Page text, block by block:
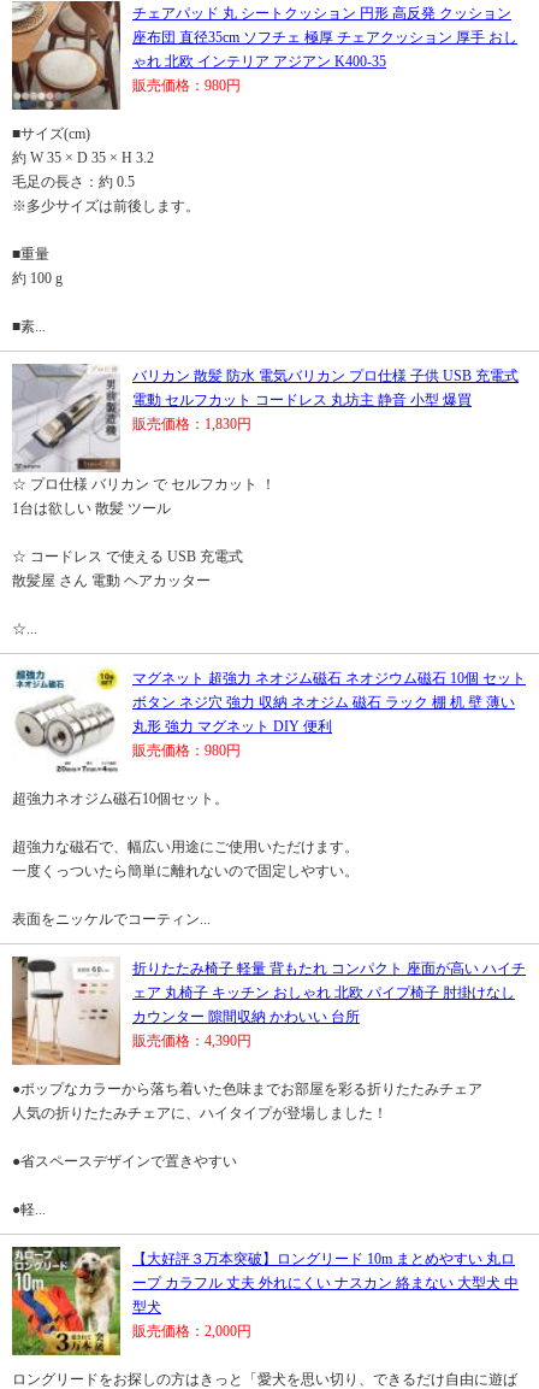
チェアパッド 丸 シートクッション 円形 高反発 クッション
座布団 直径35cm ソフチェ 極厚 チェアクッション 厚手 おし
ゃれ 北欧 インテリア アジアン K400-35
販売価格：980円
■サイズ(cm)
約 W 35 × D 35 × H 3.2
毛足の長さ：約 0.5
※多少サイズは前後します。
■重量
約 100 g
■素...
バリカン 散髪 防水 電気バリカン プロ仕様 子供 USB 充電式
電動 セルフカット コードレス 丸坊主 静音 小型 爆買
販売価格：1,830円
☆ プロ仕様 バリカン で セルフカット ！
1台は欲しい 散髪 ツール
☆ コードレス で使える USB 充電式
散髪屋 さん 電動 ヘアカッター
☆...
マグネット 超強力 ネオジム磁石 ネオジウム磁石 10個 セット
ボタン ネジ穴 強力 収納 ネオジム 磁石 ラック 棚 机 壁 薄い
丸形 強力 マグネット DIY 便利
販売価格：980円
超強力ネオジム磁石10個セット。
超強力な磁石で、幅広い用途にご使用いただけます。
一度くっついたら簡単に離れないので固定しやすい。
表面をニッケルでコーティン...
折りたたみ椅子 軽量 背もたれ コンパクト 座面が高い ハイチ
ェア 丸椅子 キッチン おしゃれ 北欧 パイプ椅子 肘掛けなし
カウンター 隙間収納 かわいい 台所
販売価格：4,390円
●ポップなカラーから落ち着いた色味までお部屋を彩る折りたたみチェア
人気の折りたたみチェアに、ハイタイプが登場しました！
●省スペースデザインで置きやすい
●軽...
【大好評３万本突破】ロングリード 10m まとめやすい 丸ロ
ープ カラフル 丈夫 外れにくい ナスカン 絡まない 大型犬 中
型犬
販売価格：2,000円
ロングリードをお探しの方はきっと「愛犬を思い切り、できるだけ自由に遊ば